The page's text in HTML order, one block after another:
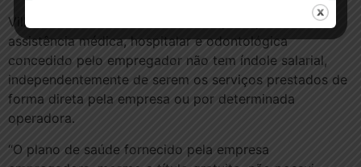
Villas Bôas Cueva salientou ainda que o plano de
assistência médica, hospitalar e odontológica
concedido pelo empregador não tem índole salarial,
independentemente de serem os serviços prestados de
forma direta pela empresa ou por determinada
operadora.
“O plano de saúde fornecido pela empresa